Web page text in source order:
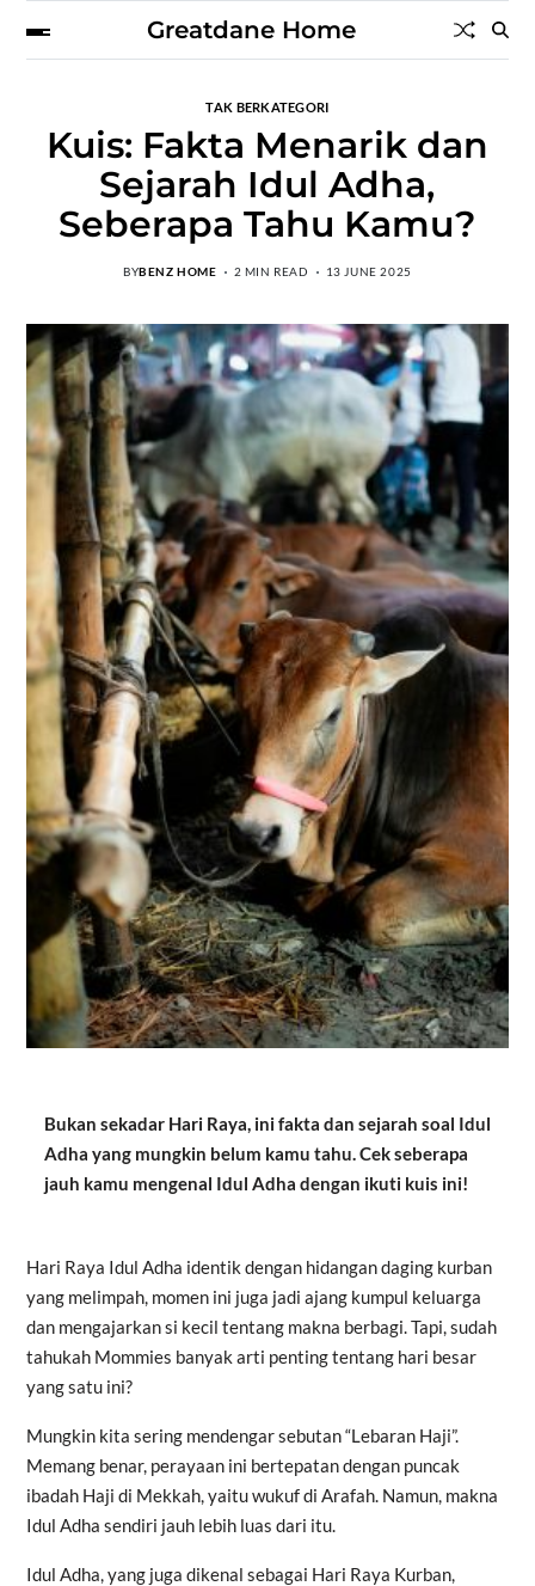
Greatdane Home
TAK BERKATEGORI
Kuis: Fakta Menarik dan
Sejarah Idul Adha,
Seberapa Tahu Kamu?
BYBENZ HOME 2 MIN READ 13 JUNE 2025
Bukan sekadar Hari Raya, ini fakta dan sejarah soal Idul
Adha yang mungkin belum kamu tahu. Cek seberapa
jauh kamu mengenal Idul Adha dengan ikuti kuis ini!
Hari Raya Idul Adha identik dengan hidangan daging kurban
yang melimpah, momen ini juga jadi ajang kumpul keluarga
dan mengajarkan si kecil tentang makna berbagi. Tapi, sudah
tahukah Mommies banyak arti penting tentang hari besar
yang satu ini?
Mungkin kita sering mendengar sebutan “Lebaran Haji”.
Memang benar, perayaan ini bertepatan dengan puncak
ibadah Haji di Mekkah, yaitu wukuf di Arafah. Namun, makna
Idul Adha sendiri jauh lebih luas dari itu.
Idul Adha, yang juga dikenal sebagai Hari Raya Kurban,